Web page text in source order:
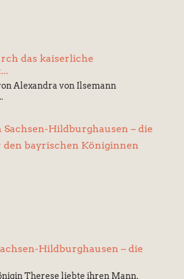
das kaiserliche
Alexandra von Ilsemann
Hildburghausen – die
Therese liebte ihren Mann,